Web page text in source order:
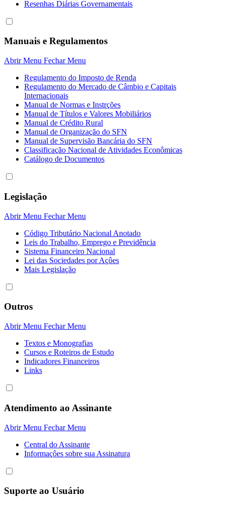
Resenhas Diárias Governamentais
Manuais e Regulamentos
Abrir Menu Fechar Menu
Regulamento do Imposto de Renda
Regulamento do Mercado de Câmbio e Capitais
Internacionais
Manual de Normas e Instrções
Manual de Títulos e Valores Mobiliários
Manual de Crédito Rural
Manual de Organização do SFN
Manual de Supervisão Bancária do SFN
Classificação Nacional de Atividades Econômicas
Catálogo de Documentos
Legislação
Abrir Menu Fechar Menu
Código Tributário Nacional Anotado
Leis do Trabalho, Emprego e Previdência
Sistema Financeiro Nacional
Lei das Sociedades por Açôes
Mais Legislação
Outros
Abrir Menu Fechar Menu
Textos e Monografias
Cursos e Roteiros de Estudo
Indicadores Financeiros
Links
Atendimento ao Assinante
Abrir Menu Fechar Menu
Central do Assinante
Informaçôes sobre sua Assinatura
Suporte ao Usuário